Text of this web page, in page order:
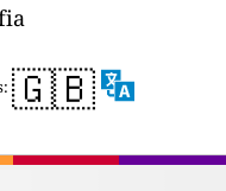
🇬🇧